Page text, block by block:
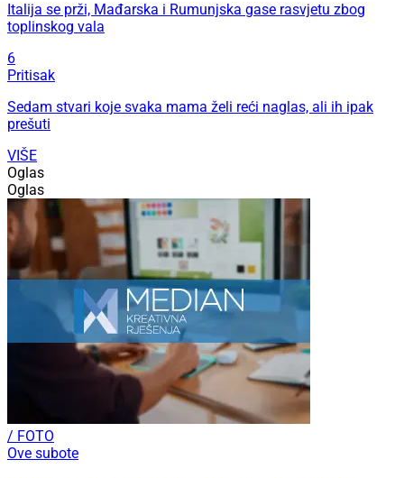
Italija se prži, Mađarska i Rumunjska gase rasvjetu zbog
toplinskog vala
6
Pritisak
Sedam stvari koje svaka mama želi reći naglas, ali ih ipak
prešuti
VIŠE
Oglas
Oglas
/ FOTO
Ove subote